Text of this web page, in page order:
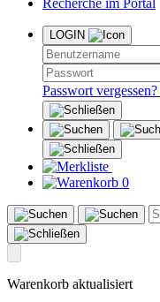
Recherche im Portal
LOGIN
Passwort vergessen?
0
Warenkorb aktualisiert